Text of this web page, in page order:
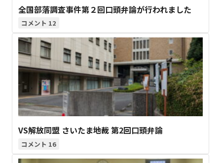
全国部落調査事件第２回口頭弁論が行われました
12
VS解放同盟 さいたま地裁 第2回口頭弁論
16